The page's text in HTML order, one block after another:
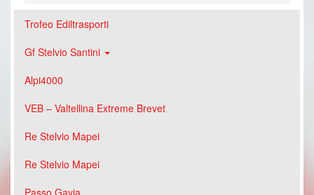
Trofeo Ediltrasporti
Gf Stelvio Santini
Alpi4000
VEB – Valtellina Extreme Brevet
Re Stelvio Mapei
Re Stelvio Mapei
Passo Gavia